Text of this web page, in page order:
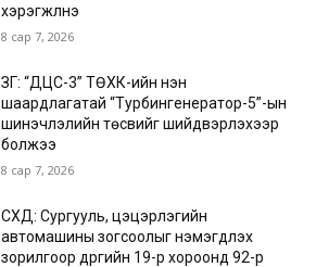
хэрэгжүүлнэ
8 сар 7, 2026
ЗГ: “ДЦС-3” ТӨХК-ийн нэн
шаардлагатай “Турбингенератор-5”-ын
шинэчлэлийн төсвийг шийдвэрлэхээр
болжээ
8 сар 7, 2026
СХД: Сургууль, цэцэрлэгийн
автомашины зогсоолыг нэмэгдүүлэх
зорилгоор дүүргийн 19-р хороонд 92-р